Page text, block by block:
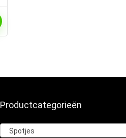
Productcategorieën
Spotjes